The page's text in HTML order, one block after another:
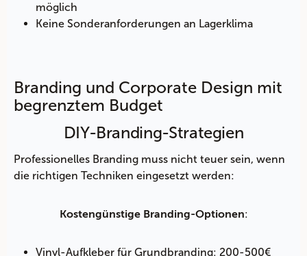
möglich
Keine Sonderanforderungen an Lagerklima
Branding und Corporate Design mit
begrenztem Budget
DIY-Branding-Strategien
Professionelles Branding muss nicht teuer sein, wenn
die richtigen Techniken eingesetzt werden:
Kostengünstige Branding-Optionen:
Vinyl-Aufkleber für Grundbranding: 200-500€